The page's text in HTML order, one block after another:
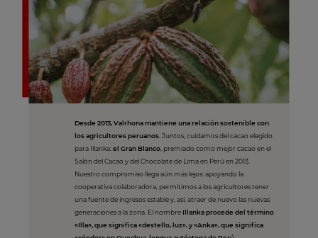
Desde 2013, Valrhona mantiene una relación sostenible con
los agricultores peruanos. Juntos, cuidamos del cacao elegido
para Illanka:el Gran Blanco, premiado como mejor cacao en el
Salón del Cacao y del Chocolate de Lima en Perú en 2013.
Nuestro compromiso llega aún más lejos: apoyando la
cooperativa colaboradora, permitimos a los agricultores tener
una fuente de ingresos estable y, así, atraer de nuevo las nuevas
generaciones a la zona. El nombre Illanka procede del término
«Illa», que significa «destello, luz», y «Anka», que significa